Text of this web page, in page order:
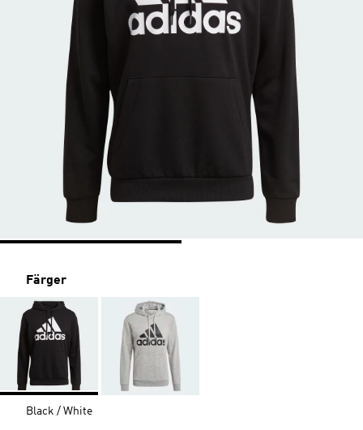
Färger
Black / White